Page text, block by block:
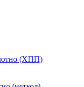
(ХПП)